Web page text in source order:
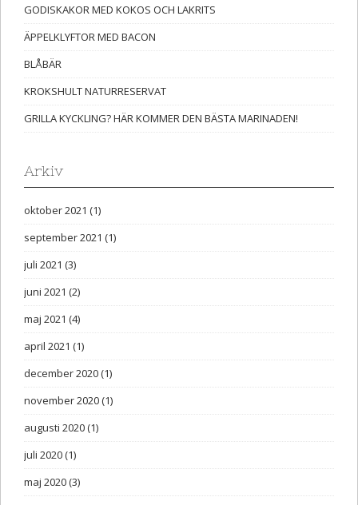
GODISKAKOR MED KOKOS OCH LAKRITS
ÄPPELKLYFTOR MED BACON
BLÅBÄR
KROKSHULT NATURRESERVAT
GRILLA KYCKLING? HÄR KOMMER DEN BÄSTA MARINADEN!
Arkiv
oktober 2021 (1)
september 2021 (1)
juli 2021 (3)
juni 2021 (2)
maj 2021 (4)
april 2021 (1)
december 2020(1)
november 2020(1)
augusti 2020(1)
juli 2020(1)
maj 2020(3)